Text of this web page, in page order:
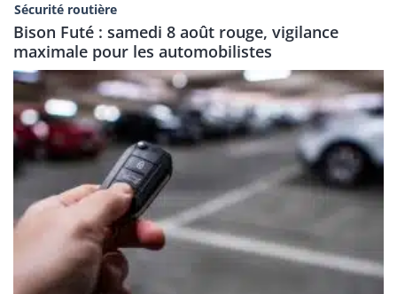
Sécurité routière
Bison Futé : samedi 8 août rouge, vigilance
maximale pour les automobilistes